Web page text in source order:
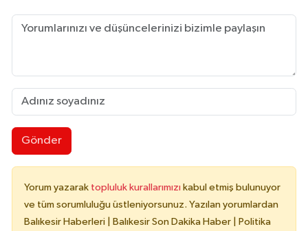
Gönder
Yorum yazarak topluluk kurallarımızı kabul etmiş bulunuyor
ve tüm sorumluluğu üstleniyorsunuz. Yazılan yorumlardan
Balıkesir Haberleri | Balıkesir Son Dakika Haber | Politika